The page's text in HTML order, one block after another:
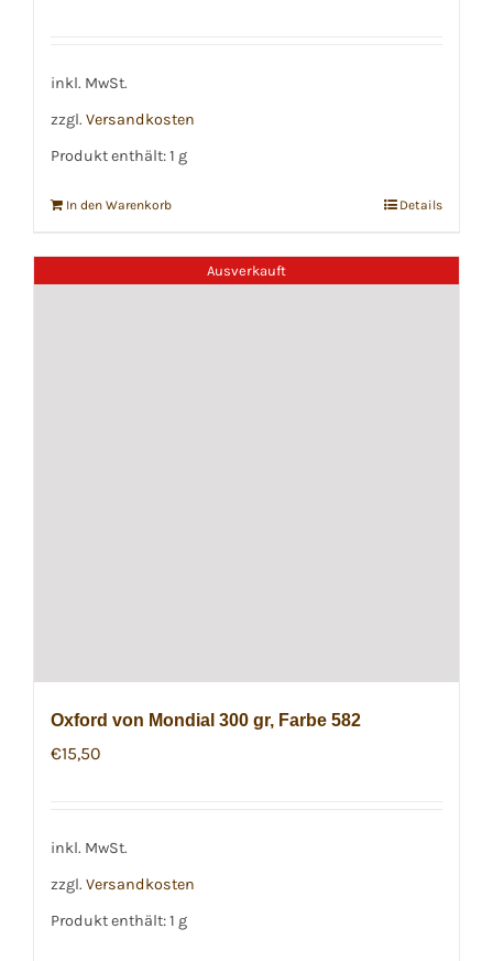
inkl. MwSt.
zzgl. Versandkosten
Produkt enthält: 1 g
In den Warenkorb Details
Ausverkauft
Oxford von Mondial 300 gr, Farbe 582
€15,50
inkl. MwSt.
zzgl. Versandkosten
Produkt enthält: 1 g